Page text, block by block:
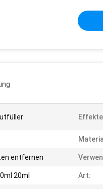
entfernen
20ml Art: